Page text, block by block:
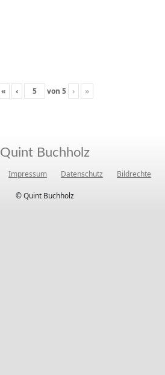
« ‹ von 5 › »
Quint Buchholz
Impressum Datenschutz Bildrechte
© Quint Buchholz